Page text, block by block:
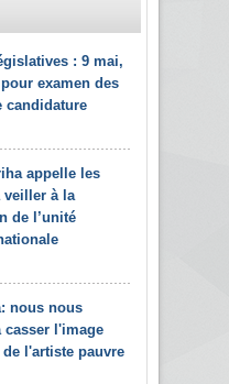
: 9 mai,
examen des
candidature
appelle les
veiller à la
de l’unité
nous nous
casser l'image
de l'artiste pauvre